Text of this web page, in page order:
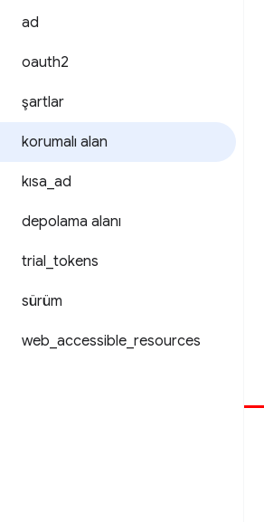
ad
oauth2
şartlar
korumalı alan
kısa ad
depolama alanı
trial tokens
sürüm
web accessible resources